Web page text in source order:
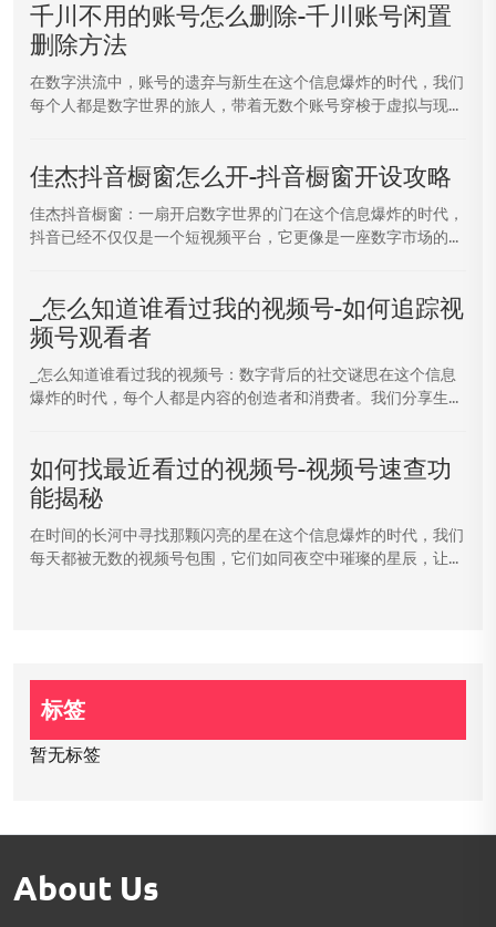
千川不用的账号怎么删除-千川账号闲置
删除方法
在数字洪流中，账号的遗弃与新生在这个信息爆炸的时代，我们
每个人都是数字世界的旅人，带着无数个账号穿梭于虚拟与现...
佳杰抖音橱窗怎么开-抖音橱窗开设攻略
佳杰抖音橱窗：一扇开启数字世界的门在这个信息爆炸的时代，
抖音已经不仅仅是一个短视频平台，它更像是一座数字市场的...
_怎么知道谁看过我的视频号-如何追踪视
频号观看者
_怎么知道谁看过我的视频号：数字背后的社交谜思在这个信息
爆炸的时代，每个人都是内容的创造者和消费者。我们分享生...
如何找最近看过的视频号-视频号速查功
能揭秘
在时间的长河中寻找那颗闪亮的星在这个信息爆炸的时代，我们
每天都被无数的视频号包围，它们如同夜空中璀璨的星辰，让...
标签
暂无标签
About Us